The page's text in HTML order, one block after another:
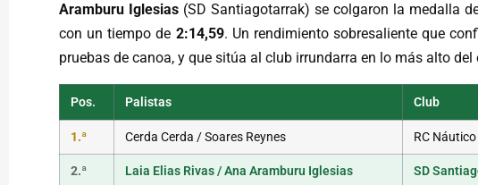
Aramburu Iglesias (SD Santiagotarrak) se colgaron la medalla
con un tiempo de 2:14,59. Un rendimiento sobresaliente que
pruebas de canoa, y que sitúa al club irrundarra en lo más alto
Pos. Palistas Club
1.ª Cerda Cerda / Soares Reynes RC
2.ª Laia Elias Rivas / Ana Aramburu Iglesias SD